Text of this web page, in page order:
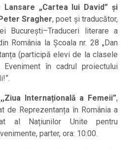
Lansare „Cartea lui David” și
Sragher, poet și traducător,
București–Traduceri literare a
România la Școala nr. 28 „Dan
(participă elevi de la clasele
în cadrul proiectului
Internațională a Femeii”,
de Reprezentanța în România a
al Națiunilor Unite pentru
parter, ora: 10:00.